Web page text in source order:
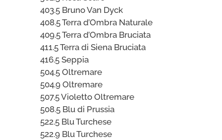
403.5 Bruno Van Dyck
408.5 Terra d’Ombra Naturale
409.5 Terra d’Ombra Bruciata
411.5 Terra di Siena Bruciata
416.5 Seppia
504.5 Oltremare
504.9 Oltremare
507.5 Violetto Oltremare
508.5 Blu di Prussia
522.5 Blu Turchese
522.9 Blu Turchese